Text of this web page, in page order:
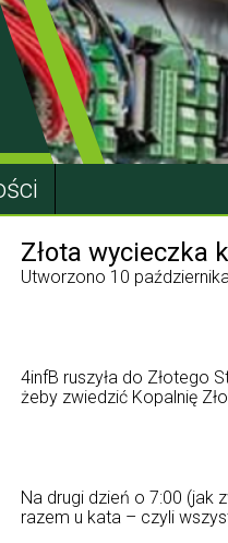
Złota wycieczka
Utworzono 10
4infB ruszyła do Złotego
żeby zwiedzić Kopalnię
Na drugi dzień o 7:00 (jak
razem u kata – czyli